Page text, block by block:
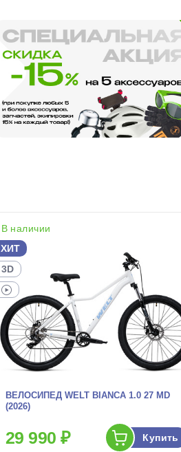
В наличии
ХИТ
3D
ВЕЛОСИПЕД WELT BIANCA 1.0 27 MD
(2026)
29 990 ₽ Купить